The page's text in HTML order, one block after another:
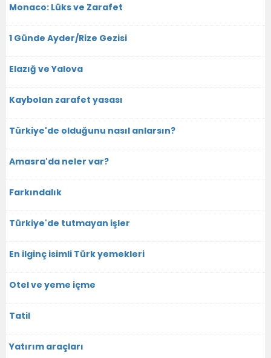
Monaco: Lüks ve Zarafet
1 Günde Ayder/Rize Gezisi
Elazığ ve Yalova
Kaybolan zarafet yasası
Türkiye'de olduğunu nasıl anlarsın?
Amasra'da neler var?
Farkındalık
Türkiye'de tutmayan işler
En ilginç isimli Türk yemekleri
Otel ve yeme içme
Tatil
Yatırım araçları